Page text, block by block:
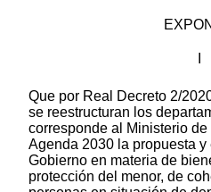
Que por Real Decreto 2/
se reestructuran los
corresponde al Ministerio
Agenda 2030 la propuesta
Gobierno en materia de
protección del menor, de